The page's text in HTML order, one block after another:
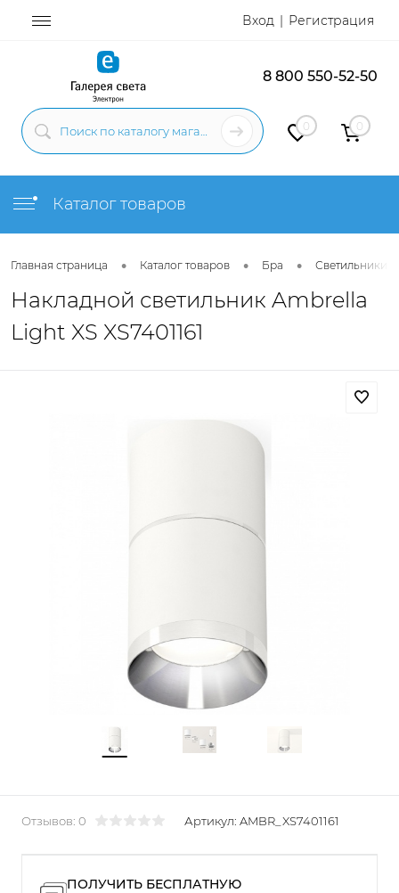
Вход Регистрация
8 800 550-52-50
0 0
Каталог товаров
Главная страница • Каталог товаров • Бра • Светильники
Накладной светильник Ambrella
Light XS XS7401161
Отзывов: 0 Артикул: AMBR_XS7401161
ПОЛУЧИТЬ БЕСПЛАТНУЮ